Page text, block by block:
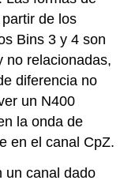
de los
Bins 3 y 4 son
no relacionadas,
diferencia no
un N400
la onda de
en el canal CpZ.
un canal dado